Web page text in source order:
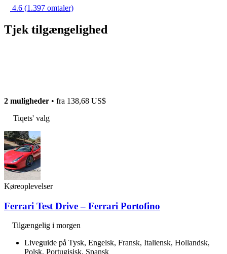
4.6 (1.397 omtaler)
Tjek tilgængelighed
2 muligheder • fra 138,68 US$
Tiqets' valg
Køreoplevelser
Ferrari Test Drive – Ferrari Portofino
Tilgængelig i morgen
Liveguide på Tysk, Engelsk, Fransk, Italiensk, Hollandsk,
Polsk, Portugisisk, Spansk